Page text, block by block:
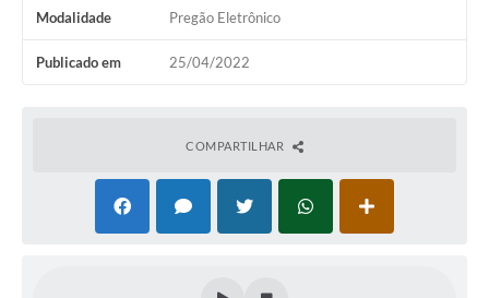
Modalidade Pregão Eletrônico
Publicado em 25/04/2022
COMPARTILHAR